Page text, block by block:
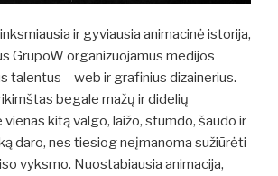
ir gyviausia animacinė istorija,
GrupoW organizuojamus medijos
talentus – web ir grafinius dizainerius.
begale mažų ir didelių
kitą valgo, laižo, stumdo, šaudo ir
daro, nes tiesiog neįmanoma sužiūrėti
vyksmo. Nuostabiausia animacija,